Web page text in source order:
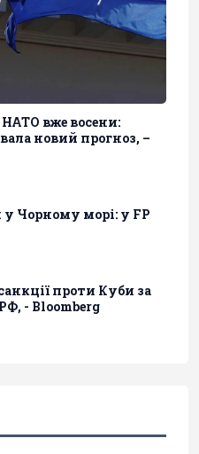
вже восени:
новий прогноз, –
у Чорному морі: у FP
проти Куби за
- Bloomberg